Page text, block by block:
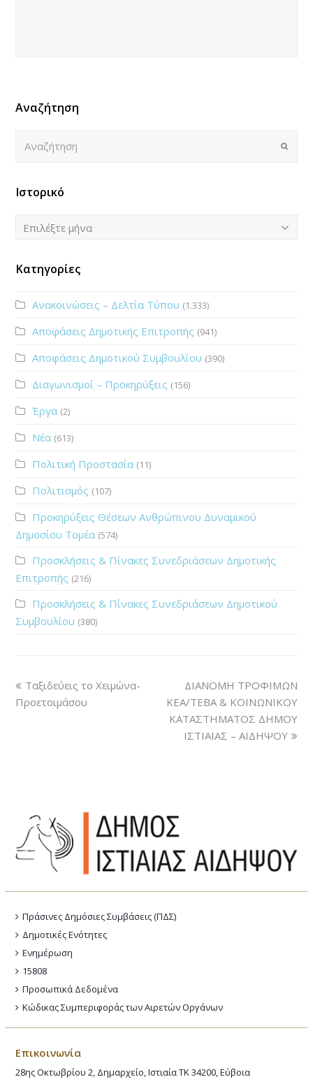
Αναζήτηση
Submit
Ιστορικό
Ιστορικό
Επιλέξτε μήνα
Κατηγορίες
Ανακοινώσεις – Δελτία Τύπου (1.333)
Αποφάσεις Δημοτικής Επιτροπής (941)
Αποφάσεις Δημοτικού Συμβουλίου (390)
Διαγωνισμοί – Προκηρύξεις (156)
Έργα (2)
Νέα (613)
Πολιτική Προστασία (11)
Πολιτισμός (107)
Προκηρύξεις Θέσεων Ανθρώπινου Δυναμικού
Δημοσίου Τομέα (574)
Προσκλήσεις & Πίνακες Συνεδριάσεων Δημοτικής
Επιτροπής (216)
Προσκλήσεις & Πίνακες Συνεδριάσεων Δημοτικού
Συμβουλίου (380)
Ταξιδεύεις το Χειμώνα-
Προετοιμάσου
ΔΙΑΝΟΜΗ ΤΡΟΦΙΜΩΝ
ΚΕΑ/ΤΕΒΑ & ΚΟΙΝΩΝΙΚΟΥ
ΚΑΤΑΣΤΗΜΑΤΟΣ ΔΗΜΟΥ
ΙΣΤΙΑΙΑΣ – ΑΙΔΗΨΟΥ
Πράσινες Δημόσιες Συμβάσεις (ΠΔΣ)
Δημοτικές Ενότητες
Ενημέρωση
15808
Προσωπικά Δεδομένα
Κώδικας Συμπεριφοράς των Αιρετών Οργάνων
Επικοινωνία
28ης Οκτωβρίου 2, Δημαρχείο, Ιστιαία ΤΚ 34200, Εύβοια